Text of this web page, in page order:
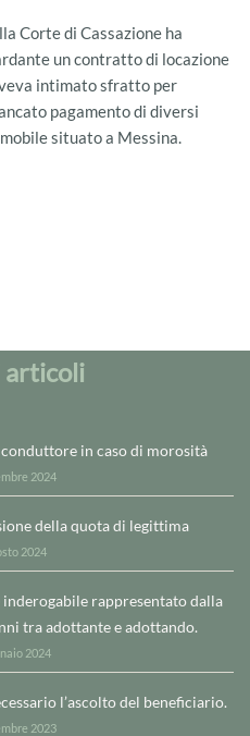
Corte di Cassazione ha
un contratto di locazione
intimato sfratto per
pagamento di diversi
situato a Messina.
in caso di morosità
2024
della quota di legittima
2024
rappresentato dalla
tra adottante e adottando.
2024
l’ascolto del beneficiario.
2023